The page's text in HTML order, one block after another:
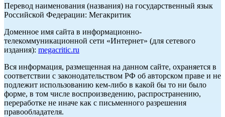
Перевод наименования (названия) на государственный язык
Российской Федерации: Мегакритик
Доменное имя сайта в информационно-
телекоммуникационной сети «Интернет» (для сетевого
издания): megacritic.ru
Вся информация, размещенная на данном сайте, охраняется в
соответствии с законодательством РФ об авторском праве и не
подлежит использованию кем-либо в какой бы то ни было
форме, в том числе воспроизведению, распространению,
переработке не иначе как с письменного разрешения
правообладателя.